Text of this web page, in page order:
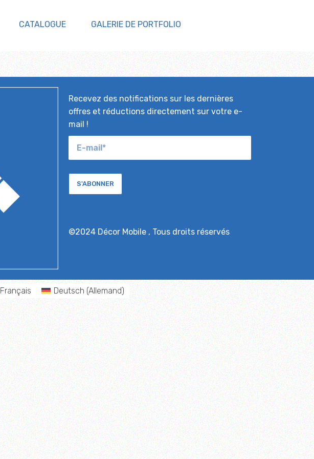
CATALOGUE GALERIE DE PORTFOLIO
Recevez des notifications sur les dernières
offres et réductions directement sur votre e-
mail !
S'ABONNER
©2024 Décor Mobile , Tous droits réservés
Français Deutsch (Allemand)